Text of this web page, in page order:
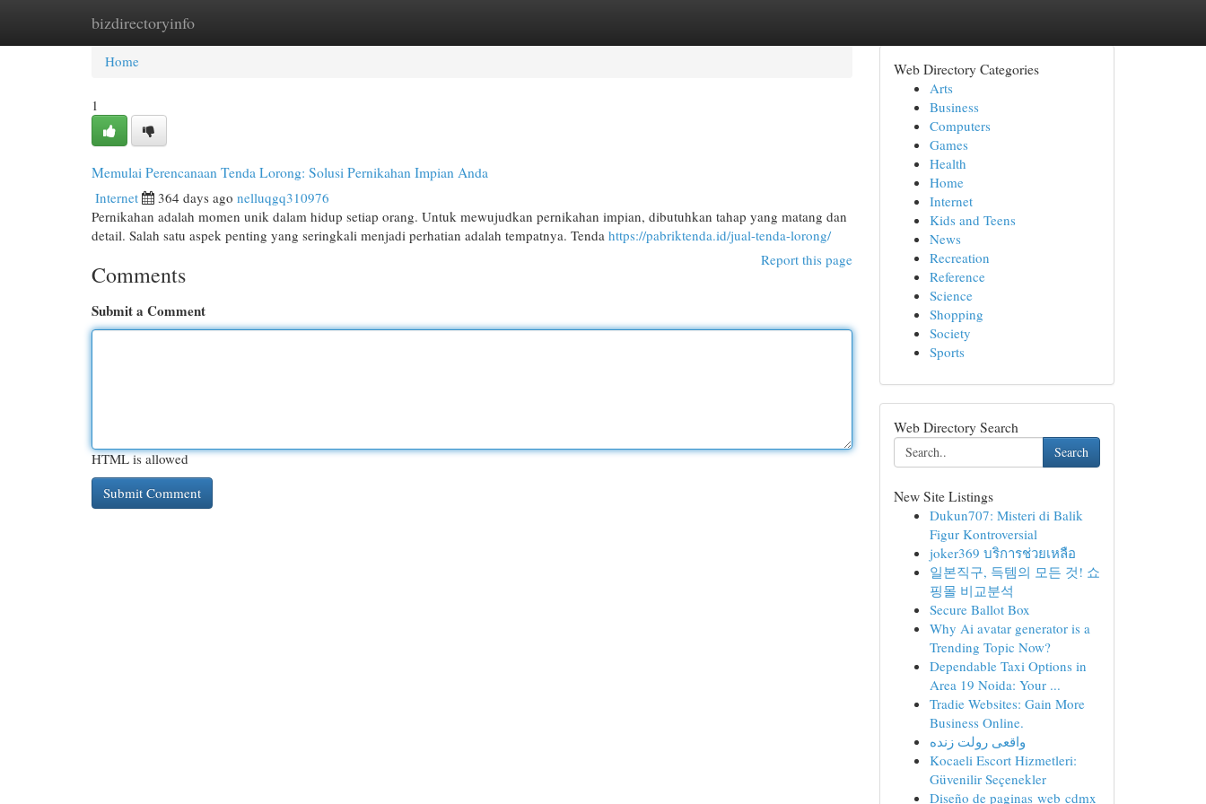
bizdirectoryinfo
Home New Site Listings
Home
1
Memulai Perencanaan Tenda Lorong: Solusi Pernikahan Impian Anda
Internet 364 days ago nelluqgq310976
Pernikahan adalah momen unik dalam hidup setiap orang. Untuk mewujudkan pernikahan impian, dibutuhkan tahap yang matang dan
detail. Salah satu aspek penting yang seringkali menjadi perhatian adalah tempatnya. Tenda https://pabriktenda.id/jual-tenda-lorong/
Report this page
Comments
Submit a Comment
HTML is allowed
Web Directory Categories
Arts
Business
Computers
Games
Health
Home
Internet
Kids and Teens
News
Recreation
Reference
Science
Shopping
Society
Sports
Web Directory Search
Search
New Site Listings
Dukun707: Misteri di Balik
Figur Kontroversial
joker369 บริการช่วยเหลือ
일본직구, 득템의 모든 것! 쇼
핑몰 비교분석
Secure Ballot Box
Why Ai avatar generator is a
Trending Topic Now?
Dependable Taxi Options in
Area 19 Noida: Your ...
Tradie Websites: Gain More
Business Online.
واقعی رولت زنده
Kocaeli Escort Hizmetleri:
Güvenilir Seçenekler
Diseño de paginas web cdmx